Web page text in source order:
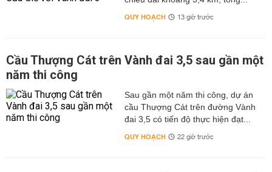
QUY HOẠCH 13 giờ trước
Cầu Thượng Cát trên Vành đai 3,5 sau gần một
năm thi công
Sau gần một năm thi công, dự án
cầu Thượng Cát trên đường Vành
đai 3,5 có tiến độ thực hiện đạt...
QUY HOẠCH 22 giờ trước